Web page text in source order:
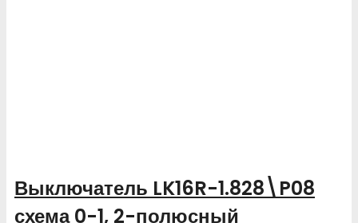
Выключатель LK16R-1.828\P08
схема 0-1, 2-полюсный